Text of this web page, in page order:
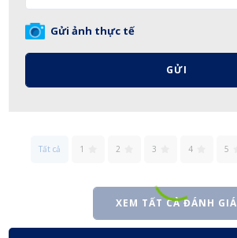
Gửi ảnh thực tế
GỬI
Tất cả 1 2 3 4 5
XEM TẤT CẢ ĐÁNH GIÁ